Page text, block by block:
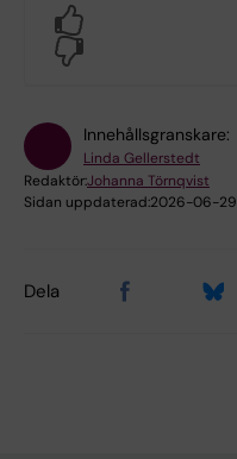
Innehållsgranskare:
Linda Gellerstedt
Redaktör:Johanna Törnqvist
Sidan uppdaterad:2026-06-29
Dela